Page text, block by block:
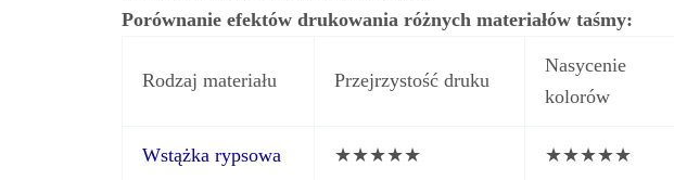
Porównanie efektów drukowania różnych materiałów taśmy:
Rodzaj materiału Przejrzystość druku
Nasycenie
kolorów
Wstążka rypsowa ★★★★★ ★★★★★